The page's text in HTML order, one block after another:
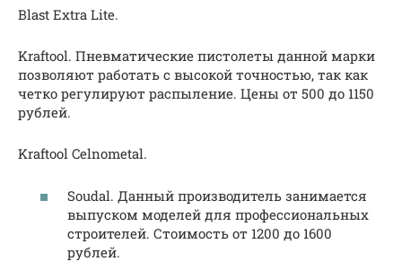
Blast Extra Lite.
Kraftool. Пневматические пистолеты данной марки
позволяют работать с высокой точностью, так как
четко регулируют распыление. Цены от 500 до 1150
рублей.
Kraftool Celnometal.
Soudal. Данный производитель занимается
выпуском моделей для профессиональных
строителей. Стоимость от 1200 до 1600
рублей.